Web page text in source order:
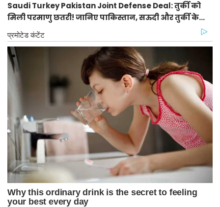
Saudi Turkey Pakistan Joint Defense Deal: तुर्की को
मिली परमाणु छतरी! जानिए पाकिस्तान, सऊदी और तुर्की के
सैन्य गठबंधन के मायने